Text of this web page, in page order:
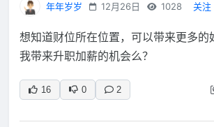
年年岁岁 12月26日 1028 关注
想知道财位所在位置，可以带来更多的
我带来升职加薪的机会么？
16 0 2